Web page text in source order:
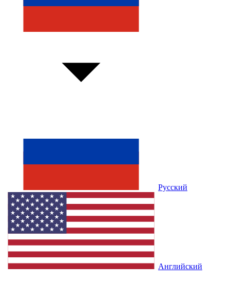
Русский
Английский